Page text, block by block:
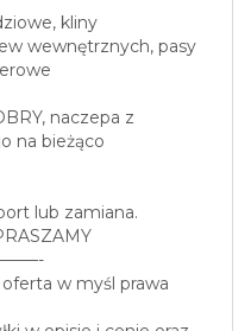
kliny
wewnętrznych, pasy
naczepa z
na bieżąco
lub zamiana.
w myśl prawa